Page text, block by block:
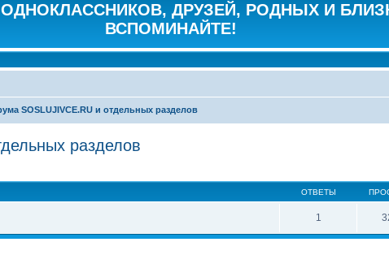
ДРУЗЕЙ, РОДНЫХ И
ВСПОМИНАЙТЕ!
SOSLUJIVCE.RU и отдельных разделов
разделов
ОТВЕТЫ
1